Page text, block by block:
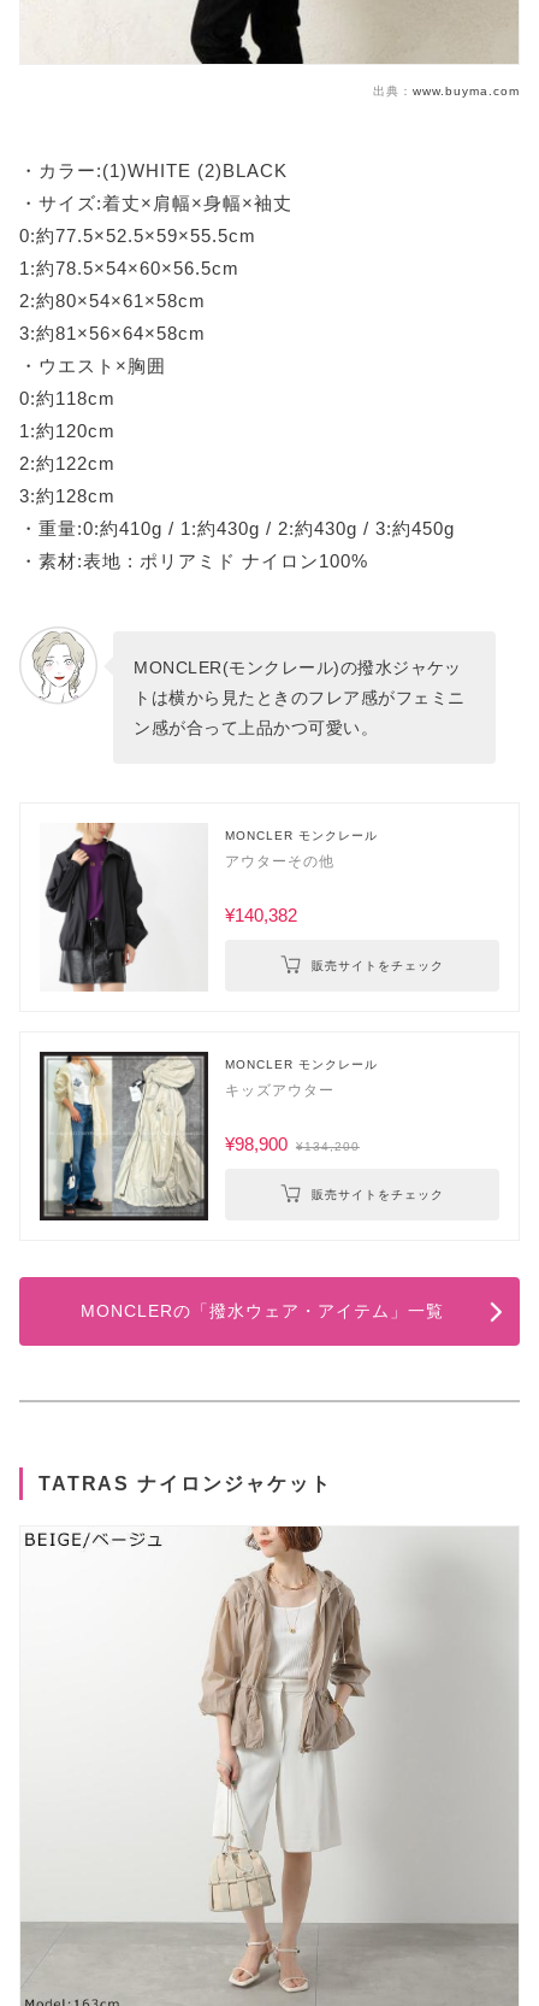
出典： www.buyma.com
・カラー:(1)WHITE (2)BLACK
・サイズ:着丈×肩幅×身幅×袖丈
0:約77.5×52.5×59×55.5cm
1:約78.5×54×60×56.5cm
2:約80×54×61×58cm
3:約81×56×64×58cm
・ウエスト×胸囲
0:約118cm
1:約120cm
2:約122cm
3:約128cm
・重量:0:約410g / 1:約430g / 2:約430g / 3:約450g
・素材:表地 : ポリアミド ナイロン100%
MONCLER(モンクレール)の撥水ジャケッ
トは横から見たときのフレア感がフェミニ
ン感が合って上品かつ可愛い。
MONCLER モンクレール
アウターその他
¥140,382
販売サイトをチェック
MONCLER モンクレール
キッズアウター
¥98,900 ¥134,200
販売サイトをチェック
MONCLERの「撥水ウェア・アイテム」一覧
TATRAS ナイロンジャケット